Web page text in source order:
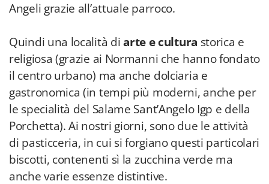
Angeli grazie all’attuale parroco.
Quindi una località diarte e cultura storica e
religiosa (grazie ai Normanni che hanno fondato
il centro urbano) ma anche dolciaria e
gastronomica (in tempi più moderni, anche per
le specialità del Salame Sant’Angelo Igp e della
Porchetta). Ai nostri giorni, sono due le attività
di pasticceria, in cui si forgiano questi particolari
biscotti, contenenti sì la zucchina verde ma
anche varie essenze distintive.